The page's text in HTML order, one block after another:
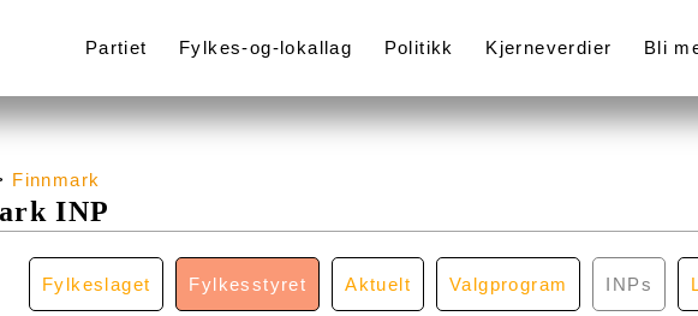
Partiet Fylkes-og-lokallag Politikk Kjerneverdier Bli
Finnmark
INP
Fylkeslaget Fylkesstyret Aktuelt Valgprogram INPs